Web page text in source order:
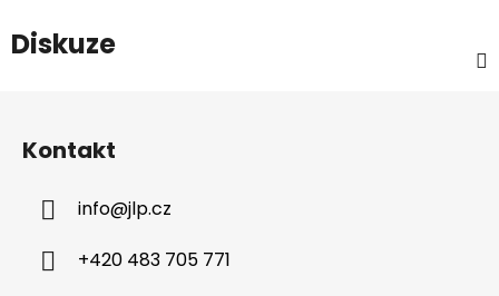
Diskuze
Kontakt
info@jlp.cz
+420 483 705 771